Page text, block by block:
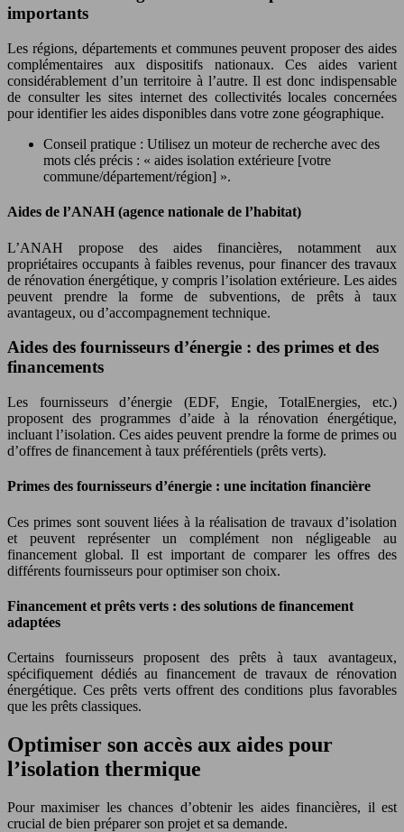
importants
Les régions, départements et communes peuvent proposer des aides
complémentaires aux dispositifs nationaux. Ces aides varient
considérablement d’un territoire à l’autre. Il est donc indispensable
de consulter les sites internet des collectivités locales concernées
pour identifier les aides disponibles dans votre zone géographique.
Conseil pratique : Utilisez un moteur de recherche avec des
mots clés précis : « aides isolation extérieure [votre
commune/département/région] ».
Aides de l’ANAH (agence nationale de l’habitat)
L’ANAH propose des aides financières, notamment aux
propriétaires occupants à faibles revenus, pour financer des travaux
de rénovation énergétique, y compris l’isolation extérieure. Les aides
peuvent prendre la forme de subventions, de prêts à taux
avantageux, ou d’accompagnement technique.
Aides des fournisseurs d’énergie : des primes et des
financements
Les fournisseurs d’énergie (EDF, Engie, TotalEnergies, etc.)
proposent des programmes d’aide à la rénovation énergétique,
incluant l’isolation. Ces aides peuvent prendre la forme de primes ou
d’offres de financement à taux préférentiels (prêts verts).
Primes des fournisseurs d’énergie : une incitation financière
Ces primes sont souvent liées à la réalisation de travaux d’isolation
et peuvent représenter un complément non négligeable au
financement global. Il est important de comparer les offres des
différents fournisseurs pour optimiser son choix.
Financement et prêts verts : des solutions de financement
adaptées
Certains fournisseurs proposent des prêts à taux avantageux,
spécifiquement dédiés au financement de travaux de rénovation
énergétique. Ces prêts verts offrent des conditions plus favorables
que les prêts classiques.
Optimiser son accès aux aides pour
l’isolation thermique
Pour maximiser les chances d’obtenir les aides financières, il est
crucial de bien préparer son projet et sa demande.